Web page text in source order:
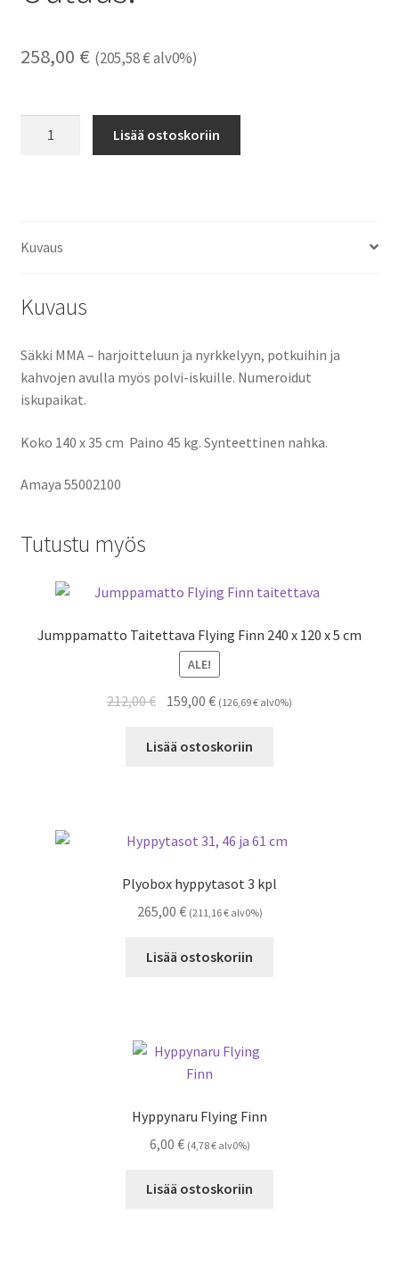
258,00 € (205,58€alv0%)
Lisää ostoskoriin
Kuvaus
Kuvaus
Säkki MMA – harjoitteluun ja nyrkkelyyn, potkuihin ja
kahvojen avulla myös polvi-iskuille. Numeroidut
iskupaikat.
Koko 140 x 35 cm Paino 45 kg. Synteettinen nahka.
Amaya 55002100
Tutustu myös
Jumppamatto Taitettava Flying Finn 240 x 120 x 5 cm
ALE!
212,00€ Alkuperäinen
oli:
159,00€Nykyinen
on:
(126,69€ alv0%)
Lisää ostoskoriin
Plyobox hyppytasot 3 kpl
265,00 € (211,16€alv0%)
Lisää ostoskoriin
Hyppynaru Flying Finn
6,00 € (4,78€alv0%)
Lisää ostoskoriin